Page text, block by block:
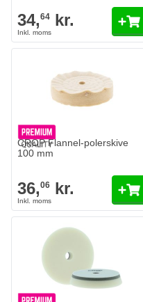
34,64 kr.
CROP Flannel-polerskive
100 mm
36,06 kr.